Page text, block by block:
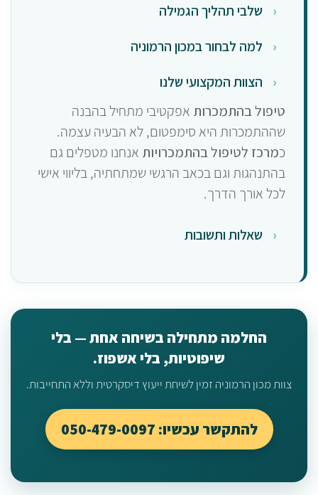
שלבי תהליך הגמילה
למה לבחור במכון הרמוניה
הצוות המקצועי שלנו
טיפול בהתמכרות אפקטיבי מתחיל בהבנה
שההתמכרות היא סימפטום, לא הבעיה עצמה.
כמרכז לטיפול בהתמכרויות אנחנו מטפלים גם
בהתנהגות וגם בכאב הרגשי שמתחתיה, בליווי אישי
לכל אורך הדרך.
שאלות ותשובות
החלמה מתחילה בשיחה אחת — בלי
שיפוטיות, בלי אשפוז.
צוות מכון הרמוניה זמין לשיחת ייעוץ דיסקרטית וללא התחייבות.
להתקשר עכשיו: 050-479-0097